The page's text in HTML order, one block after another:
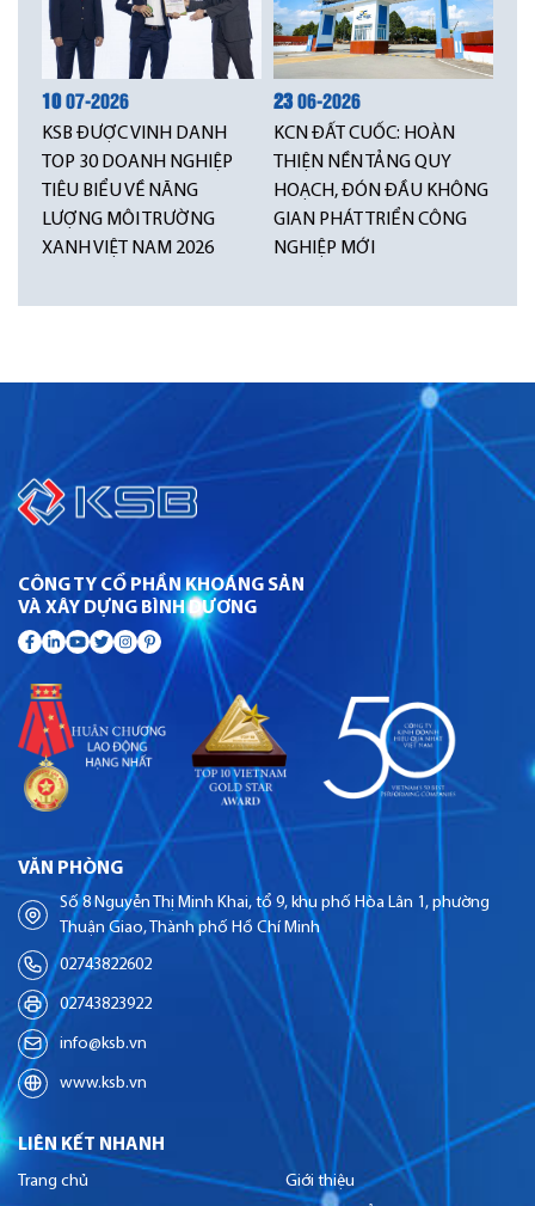
1007-2026
KSB ĐƯỢC VINH DANH
TOP 30 DOANH NGHIỆP
TIÊU BIỂU VỀ NĂNG
LƯỢNG MÔI TRƯỜNG
XANH VIỆT NAM 2026
2306-2026
KCN ĐẤT CUỐC: HOÀN
THIỆN NỀN TẢNG QUY
HOẠCH, ĐÓN ĐẦU KHÔNG
GIAN PHÁT TRIỂN CÔNG
NGHIỆP MỚI
CÔNG TY CỔ PHẦN KHOÁNG SẢN
VÀ XÂY DỰNG BÌNH DƯƠNG
VĂN PHÒNG
Số 8 Nguyễn Thị Minh Khai, tổ 9, khu phố Hòa Lân 1, phường
Thuận Giao, Thành phố Hồ Chí Minh
02743822602
02743823922
info@ksb.vn
www.ksb.vn
LIÊN KẾT NHANH
Trang chủ
Giới thiệu